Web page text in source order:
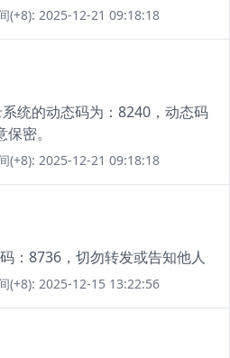
(+8): 2025-12-21 09:18:18
统的动态码为：8240，动态码
密。
(+8): 2025-12-21 09:18:18
：8736，切勿转发或告知他人
(+8): 2025-12-15 13:22:56